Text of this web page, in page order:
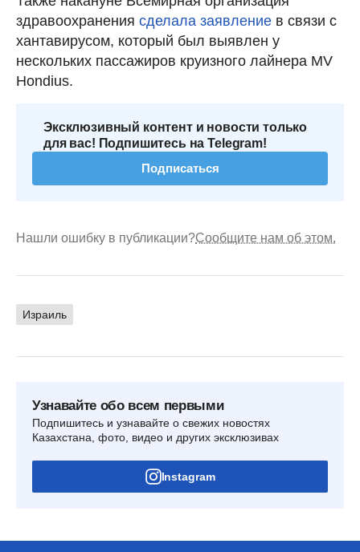
здравоохранения сделала заявление в связи с
хантавирусом, который был выявлен у
нескольких пассажиров круизного лайнера MV
Hondius.
Эксклюзивный контент и новости только
для вас! Подпишитесь на Telegram!
Подписаться
Нашли ошибку в публикации?Сообщите нам об этом.
Израиль
Узнавайте обо всем первыми
Подпишитесь и узнавайте о свежих новостях
Казахстана, фото, видео и других эксклюзивах
Instagram